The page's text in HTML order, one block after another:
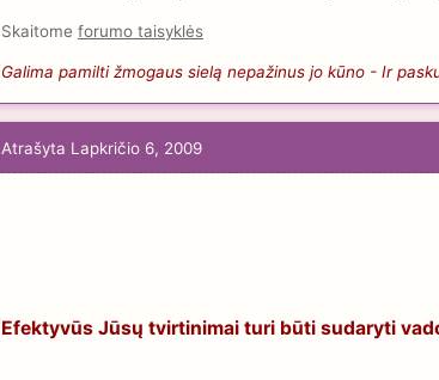
Skaitome forumo taisyklės
Galima pamilti žmogaus sielą nepažinus jo kūno - Ir
Atrašyta Lapkričio 6, 2009
Efektyvūs Jūsų tvirtinimai turi būti sudaryti